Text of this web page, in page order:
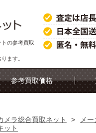
の参考買取
ます。
参考買取価格
メラ総合買取ネット > メー
ット